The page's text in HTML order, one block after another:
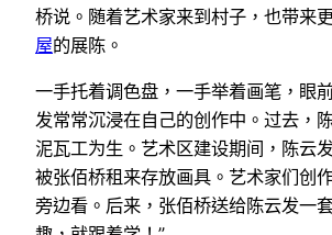
桥说。随着艺术家来到村子，也带来
屋的展陈。
一手托着调色盘，一手举着画笔，眼
发常常沉浸在自己的创作中。过去，
泥瓦工为生。艺术区建设期间，陈云
被张佰桥租来存放画具。艺术家们创
旁边看。后来，张佰桥送给陈云发一